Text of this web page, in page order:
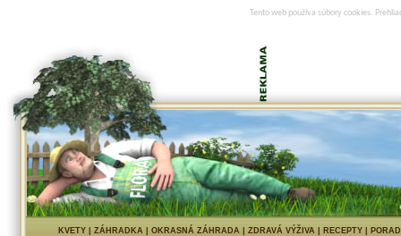
Tento web používa súbory cookies.
KVETY| ZÁHRADKA| OKRASNÁ ZÁHRADA| ZDRAVÁ VÝŽIVA| RECEPTY|